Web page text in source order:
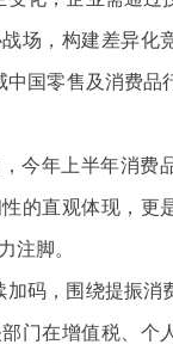
场，构建差异化
中国零售及消费品
，今年上半年消费
的直观体现，更
注脚。
加码，围绕提振消
门在增值税、个